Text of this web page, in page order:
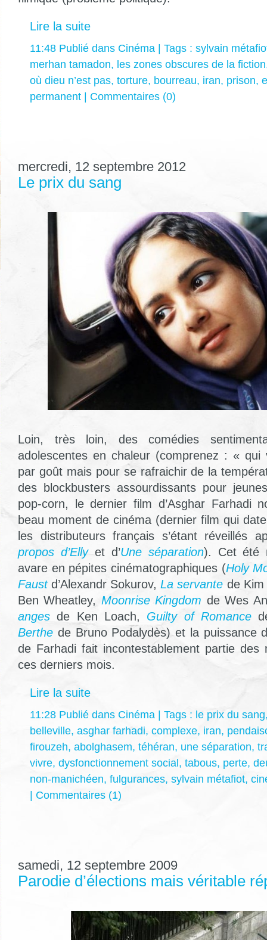
Lire la suite
11:48 Publié dans Cinéma | Tags : sylvain
merhan tamadon, les zones obscures de la fiction
où dieu n’est pas, torture, bourreau, iran, prison,
permanent | Commentaires (0)
mercredi, 12 septembre 2012
Le prix du sang
Loin, très loin, des comédies
adolescentes en chaleur (comprenez : « qui
par goût mais pour se rafraichir de la
des blockbusters assourdissants pour
pop-corn, le dernier film d’Asghar Farhadi
beau moment de cinéma (dernier film qui
les distributeurs français s’étant réveillés
propos d’Elly et d’Une séparation). Cet été
avare en pépites cinématographiques (Holy
Faustd’Alexandr Sokurov,La servante de
Ben Wheatley, Moonrise Kingdom de Wes
anges de Ken Loach, Guilty of Romance
Berthe de Bruno Podalydès) et la puissance
de Farhadi fait incontestablement partie des
ces derniers mois.
Lire la suite
11:28 Publié dans Cinéma | Tags : le prix du sang
belleville, asghar farhadi, complexe, iran,
firouzeh, abolghasem, téhéran, une séparation,
vivre, dysfonctionnement social, tabous, perte,
non-manichéen, fulgurances, sylvain métafiot,
| Commentaires (1)
samedi, 12 septembre 2009
Parodie d’élections mais véritable